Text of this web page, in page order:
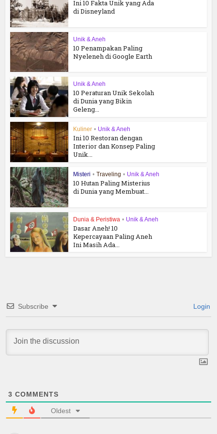
Ini 10 Fakta Unik yang Ada
di Disneyland
Unik & Aneh
10 Penampakan Paling
Nyeleneh di Google Earth
Unik & Aneh
10 Peraturan Unik Sekolah
di Dunia yang Bikin
Geleng...
Kuliner • Unik & Aneh
Ini 10 Restoran dengan
Interior dan Konsep Paling
Unik...
Misteri • Traveling • Unik & Aneh
10 Hutan Paling Misterius
di Dunia yang Membuat...
Dunia & Peristiwa • Unik & Aneh
Dasar Aneh! 10
Kepercayaan Paling Aneh
Ini Masih Ada...
Subscribe Login
3 COMMENTS
Oldest